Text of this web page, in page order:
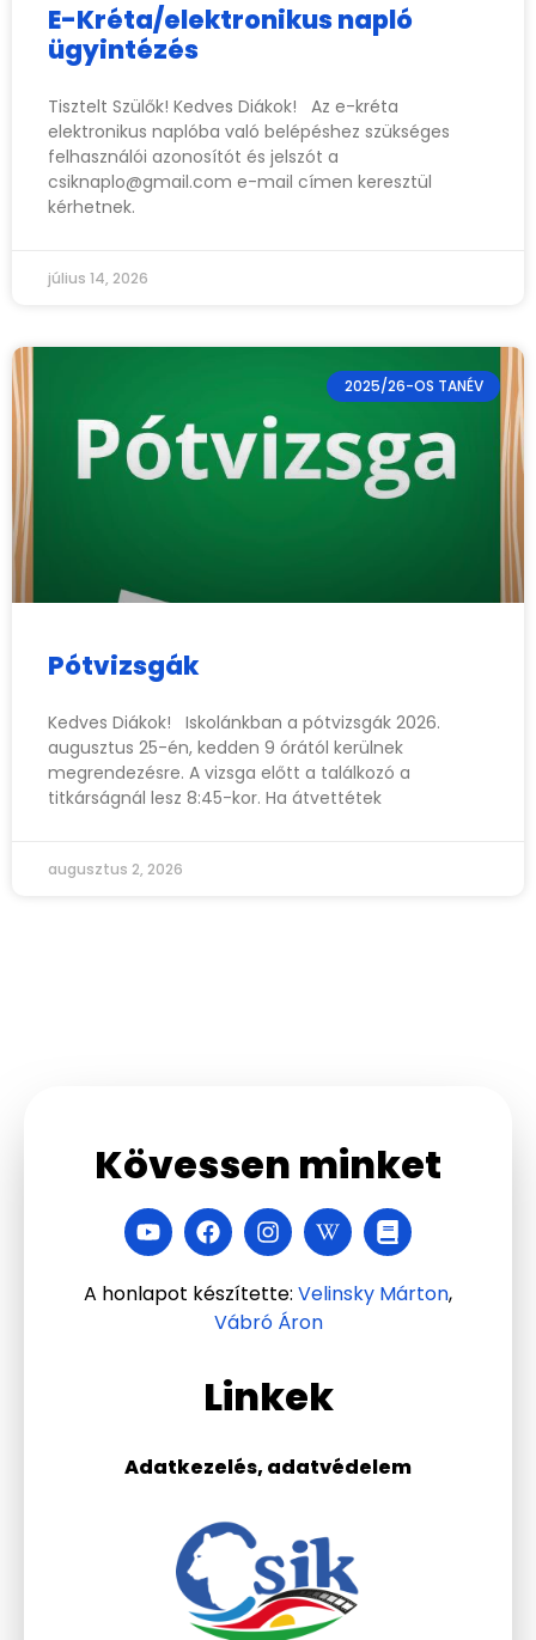
E-Kréta/elektronikus napló
ügyintézés
Tisztelt Szülők! Kedves Diákok! Az e-kréta
elektronikus naplóba való belépéshez szükséges
felhasználói azonosítót és jelszót a
csiknaplo@gmail.com e-mail címen keresztül
kérhetnek.
július 14, 2026
2025/26-OS TANÉV
Pótvizsgák
Kedves Diákok! Iskolánkban a pótvizsgák 2026.
augusztus 25-én, kedden 9 órától kerülnek
megrendezésre. A vizsga előtt a találkozó a
titkárságnál lesz 8:45-kor. Ha átvettétek
augusztus 2, 2026
Linkek
Adatkezelés, adatvédelem
Kövessen minket
A honlapot készítette: Velinsky Márton,
Vábró Áron